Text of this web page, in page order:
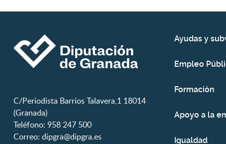
C/Periodista Barrios Talavera,1 18014
(Granada)
Teléfono: 958 247 500
Correo: dipgra@dipgra.es
Ayudas y
Empleo
Formación
Apoyo a la
Igualdad